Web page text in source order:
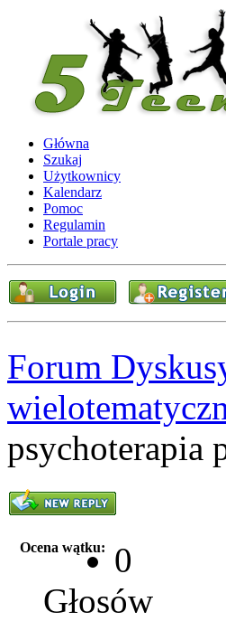
Główna
Szukaj
Użytkownicy
Kalendarz
Pomoc
Regulamin
Portale pracy
Forum
psychoterapia
Ocena wątku:
0
Głosów